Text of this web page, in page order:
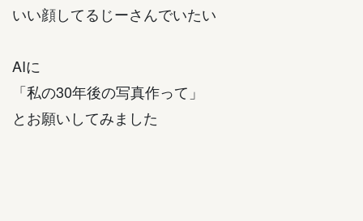
いい顔してるじーさんでいたい
AIに
「私の30年後の写真作って」
とお願いしてみました